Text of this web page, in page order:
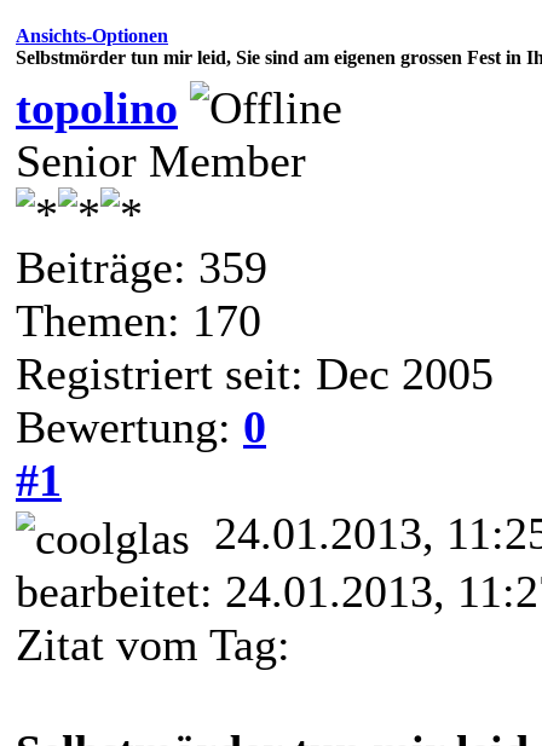
Ansichts-Optionen
Selbstmörder tun mir leid, Sie sind am eigenen grossen Fest in
topolino
Senior Member
Beiträge: 359
Themen: 170
Registriert seit: Dec 2005
Bewertung: 0
#1
24.01.2013,
bearbeitet: 24.01.2013,
Zitat vom Tag: